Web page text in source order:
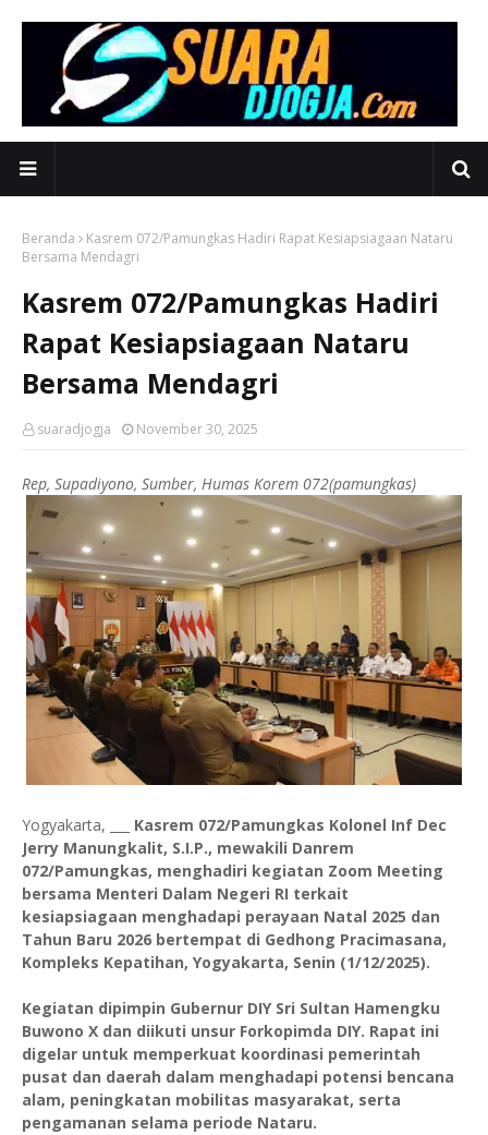
Beranda
Kasrem 072/Pamungkas Hadiri Rapat Kesiapsiagaan Nataru
Bersama Mendagri
Kasrem 072/Pamungkas Hadiri
Rapat Kesiapsiagaan Nataru
Bersama Mendagri
suaradjogja November 30, 2025
Rep, Supadiyono, Sumber, Humas Korem 072(pamungkas)
Yogyakarta, ___ Kasrem 072/Pamungkas Kolonel Inf Dec
Jerry Manungkalit, S.I.P., mewakili Danrem
072/Pamungkas, menghadiri kegiatan Zoom Meeting
bersama Menteri Dalam Negeri RI terkait
kesiapsiagaan menghadapi perayaan Natal 2025 dan
Tahun Baru 2026 bertempat di Gedhong Pracimasana,
Kompleks Kepatihan, Yogyakarta, Senin (1/12/2025).
Kegiatan dipimpin Gubernur DIY Sri Sultan Hamengku
Buwono X dan diikuti unsur Forkopimda DIY. Rapat ini
digelar untuk memperkuat koordinasi pemerintah
pusat dan daerah dalam menghadapi potensi bencana
alam, peningkatan mobilitas masyarakat, serta
pengamanan selama periode Nataru.